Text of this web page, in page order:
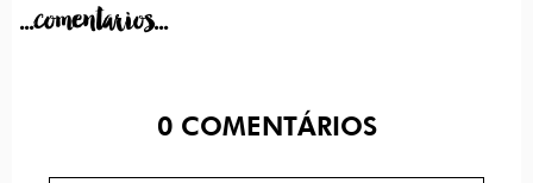
...comentarios...
0COMENTÁRIOS